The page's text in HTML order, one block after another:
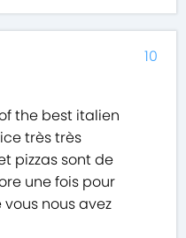
the best italien
très très
pizzas sont de
une fois pour
nous avez
10